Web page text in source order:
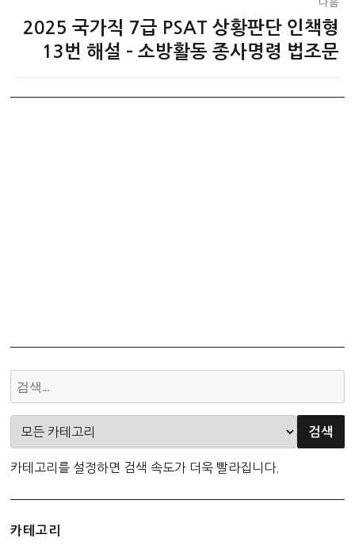
다음
다2025 국가직 7급 PSAT 상황판단 인책형
13번 해설 – 소방활동 종사명령 법조문
카테고리를 설정하면 검색 속도가 더욱 빨라집니다.
카테고리